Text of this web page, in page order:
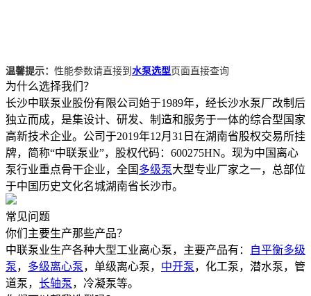
温馨提示： 性能参数请直接到 水泵选型页面直接查询
为什么选择我们？
长沙中联泵业股份有限公司始于1989年，经长沙水泵厂改制后
独立而成，是集设计、研发、制造和服务于一体的综合型国家
高新技术企业。公司于2019年12月31日在湖南省股权交易所挂
牌，简称“中联泵业”，股权代码：600275HN。现为中国离心
泵行业重点骨干企业，全国 多级泵大型专业厂家之一，总部位
于中国历史文化名城湖南省长沙市。
常见问题
你们主要生产那些产品？
中联泵业生产各种大型工业离心泵，主要产品有：
自平衡多级
泵 ， 多级离心泵 ，单级离心泵， 中开泵 ，化工泵，潜水泵，管
道泵， 长轴泵 ，冷凝泵等。